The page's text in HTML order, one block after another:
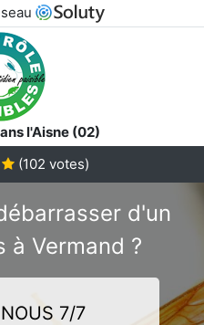
l'Aisne (02)
(102 votes)
d'un
à Vermand ?
7/7